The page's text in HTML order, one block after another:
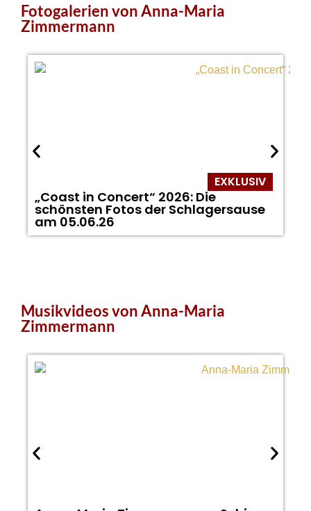
Fotogalerien von Anna-Maria
Zimmermann
EXKLUSIV
„Coast in Concert“ 2026: Die
schönsten Fotos der Schlagersause
am 05.06.26
Musikvideos von Anna-Maria
Zimmermann